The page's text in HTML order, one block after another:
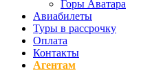
Горы Аватара
Авиабилеты
Туры в рассрочку
Оплата
Контакты
Агентам